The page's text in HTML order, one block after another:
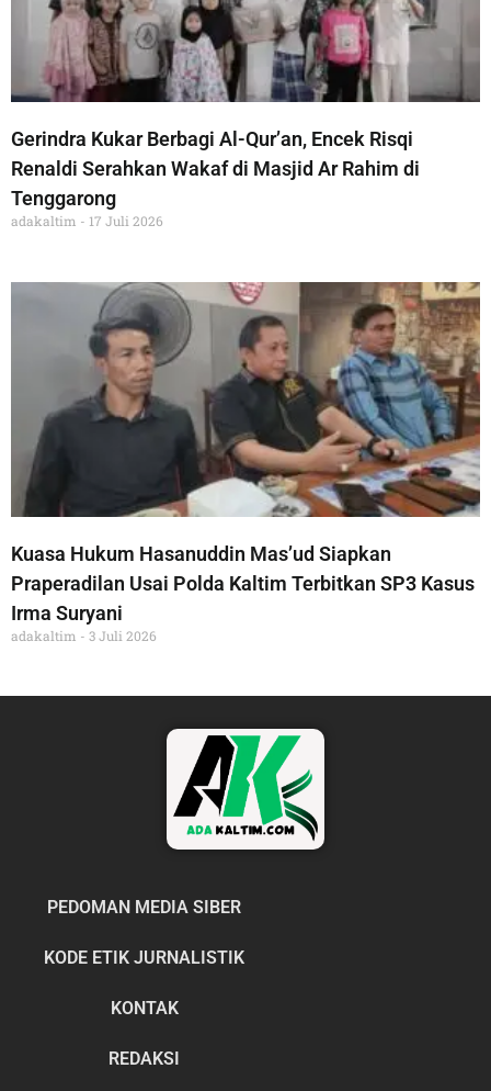
Gerindra Kukar Berbagi Al-Qur’an, Encek Risqi
Renaldi Serahkan Wakaf di Masjid Ar Rahim di
Tenggarong
adakaltim 17 Juli 2026
Kuasa Hukum Hasanuddin Mas’ud Siapkan
Praperadilan Usai Polda Kaltim Terbitkan SP3 Kasus
Irma Suryani
adakaltim 3 Juli 2026
PEDOMAN MEDIA SIBER
KODE ETIK JURNALISTIK
KONTAK
REDAKSI